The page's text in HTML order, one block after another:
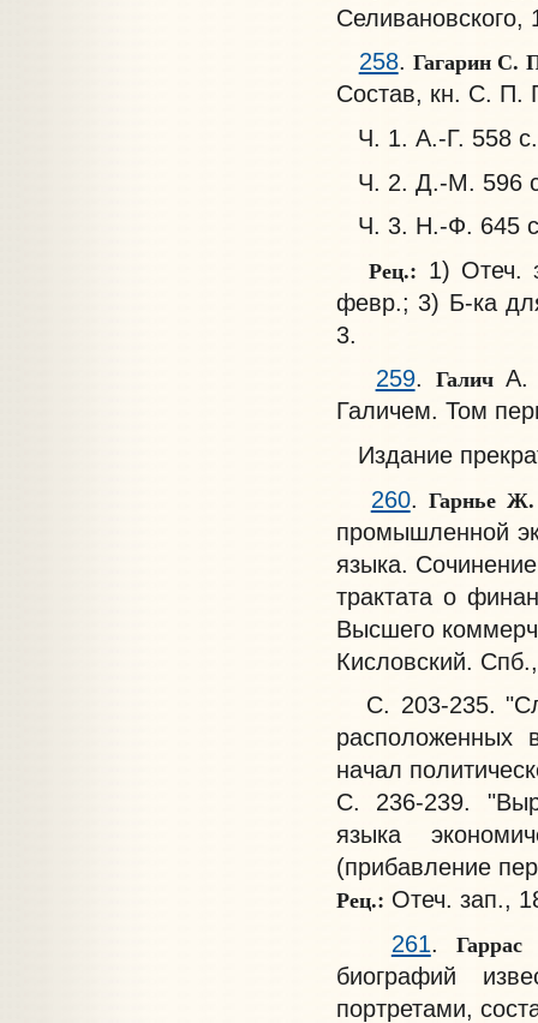
258.Гагарин С.
Состав, кн. С. П.
Ч. 1. А.-Г. 558 с.
Ч. 2. Д.-М. 596
Ч. 3. Н.-Ф. 645
Рец.: 1) Отеч.
февр.; 3) Б-ка
3.
259. Галич А.
Галичем. Том
Издание
260.Гарнье
промышленной
языка.
трактата о
Высшего
Кисловский.
С. 203-235.
расположенных
начал
С.
236-239.
языка
(прибавление
Рец.: Отеч. зап.,
261.
биографий
портретами,